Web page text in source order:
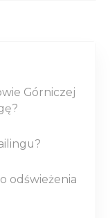
Górniczej
odświeżenia